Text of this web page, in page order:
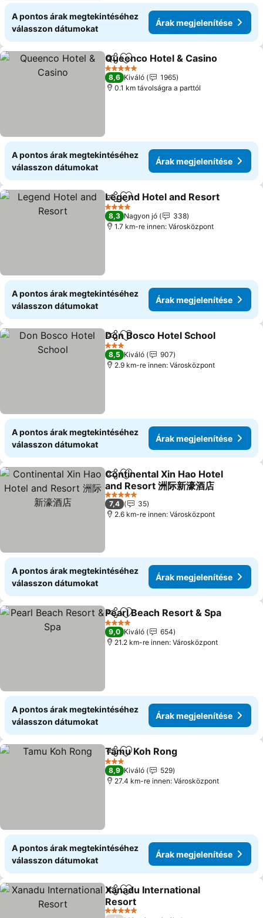
A pontos árak megtekintéséhez
válasszon dátumokat
Árak megjelenítése
MegosztásHozzáadás a kedvencekhez
Queenco Hotel & Casino
5 Kategória
8,6 Kiváló
1965
0.1 km távolságra a parttól
A pontos árak megtekintéséhez
válasszon dátumokat
Árak megjelenítése
Megosztás
Hozzáadás a kedvencekhez
Legend Hotel and Resort
4 Kategória
8,3 Nagyon jó
338
1.7 km-re innen: Városközpont
A pontos árak megtekintéséhez
válasszon dátumokat
Árak megjelenítése
Megosztás
Hozzáadás a kedvencekhez
Don Bosco Hotel School
3 Kategória
8,5 Kiváló
907
2.9 km-re innen: Városközpont
A pontos árak megtekintéséhez
válasszon dátumokat
Árak megjelenítése
Megosztás
Hozzáadás a kedvencekhez
Continental Xin Hao Hotel
and Resort 洲际新濠酒店
Árak megjelenítése
5 Kategória
7,4
35
2.6 km-re innen: Városközpont
A pontos árak megtekintéséhez
válasszon dátumokat
Árak megjelenítése
Megosztás
Hozzáadás a kedvencekhez
Pearl Beach Resort & Spa
4 Kategória
9,0 Kiváló
654
21.2 km-re innen: Városközpont
A pontos árak megtekintéséhez
válasszon dátumokat
Árak megjelenítése
Megosztás
Hozzáadás a kedvencekhez
Tamu Koh Rong
3 Kategória
8,9 Kiváló
529
27.4 km-re innen: Városközpont
A pontos árak megtekintéséhez
válasszon dátumokat
Árak megjelenítése
Megosztás
Hozzáadás a kedvencekhez
Xanadu International
Resort
Árak megjelenítése
5 Kategória